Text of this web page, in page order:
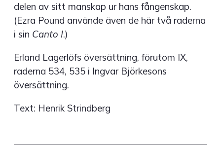
delen av sitt manskap ur hans fångenskap.
(Ezra Pound använde även de här två raderna
i sin Canto I.)
Erland Lagerlöfs översättning, förutom IX,
raderna 534, 535 i Ingvar Björkesons
översättning.
Text: Henrik Strindberg